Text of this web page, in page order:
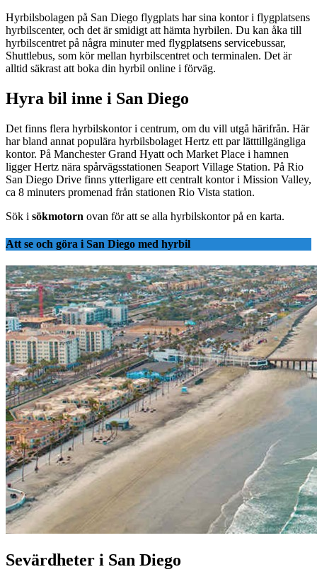
Hyrbilsbolagen på San Diego flygplats har sina kontor i flygplatsens
hyrbilscenter, och det är smidigt att hämta hyrbilen. Du kan åka till
hyrbilscentret på några minuter med flygplatsens servicebussar,
Shuttlebus, som kör mellan hyrbilscentret och terminalen. Det är
alltid säkrast att boka din hyrbil online i förväg.
Hyra bil inne i San Diego
Det finns flera hyrbilskontor i centrum, om du vill utgå härifrån. Här
har bland annat populära hyrbilsbolaget Hertz ett par lätttillgängliga
kontor. På Manchester Grand Hyatt och Market Place i hamnen
ligger Hertz nära spårvägsstationen Seaport Village Station. På Rio
San Diego Drive finns ytterligare ett centralt kontor i Mission Valley,
ca 8 minuters promenad från stationen Rio Vista station.
Sök i sökmotorn ovan för att se alla hyrbilskontor på en karta.
Att se och göra i San Diego med hyrbil
Sevärdheter i San Diego